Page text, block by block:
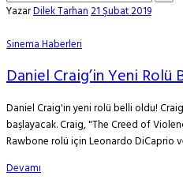
YazarDilek Tarhan21 Şubat 2019
Sinema Haberleri
Daniel Craig’in Yeni Rolü
Daniel Craig'in yeni rolü belli oldu!
başlayacak. Craig, "The Creed of
Rawbone rolü için Leonardo DiCaprio
Devamı